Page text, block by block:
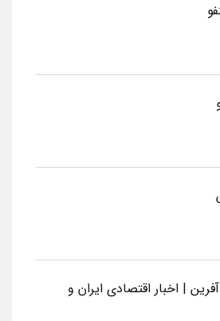
| اخبار اقتصادی ایران و